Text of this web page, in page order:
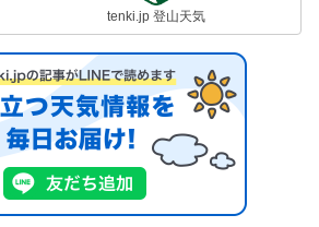
tenki.jp 登山天気